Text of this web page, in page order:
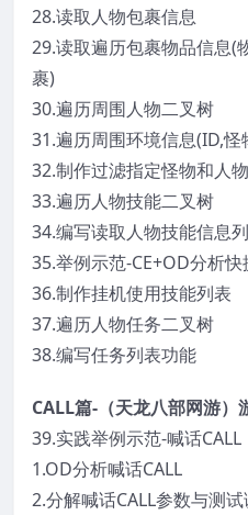
28.读取人物包裹信息
29.读取遍历包裹物品信息(
裹)
30.遍历周围人物二叉树
31.遍历周围环境信息(ID,怪
32.制作过滤指定怪物和人
33.遍历人物技能二叉树
34.编写读取人物技能信息
35.举例示范-CE+OD分析快
36.制作挂机使用技能列表
37.遍历人物任务二叉树
38.编写任务列表功能
CALL篇-（天龙八部网游）
39.实践举例示范-喊话CALL
1.OD分析喊话CALL
2.分解喊话CALL参数与测试